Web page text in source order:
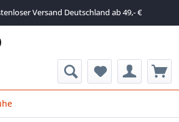
Kostenloser Versand Deutschland ab 49,- €